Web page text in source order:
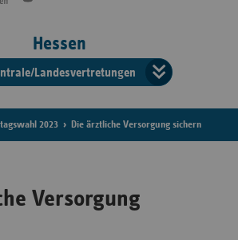
Hessen
Landesvertretungen
der
2023 Die ärztliche Versorgung sichern
Versorgung